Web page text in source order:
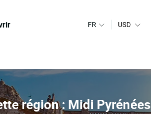
FR USD
région : Midi Pyrénées